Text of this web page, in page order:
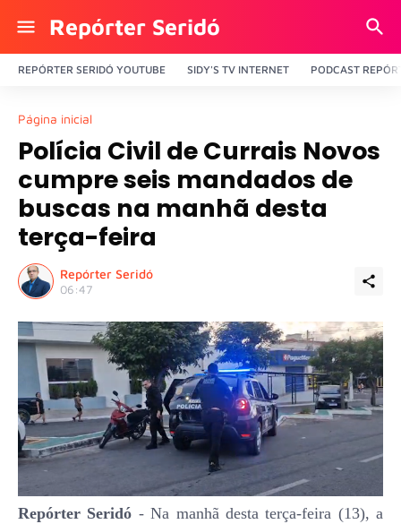
Repórter Seridó
REPÓRTER SERIDÓ YOUTUBE SIDY'S TV INTERNET PODCAST
Página inicial
Polícia Civil de Currais Novos
cumpre seis mandados de
buscas na manhã desta
terça-feira
Repórter Seridó
06:47
Repórter Seridó - Na manhã desta terça-feira (13), a